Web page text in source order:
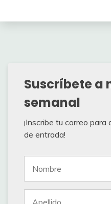
Suscríbete a
semanal
¡Inscribe tu correo
de entrada!